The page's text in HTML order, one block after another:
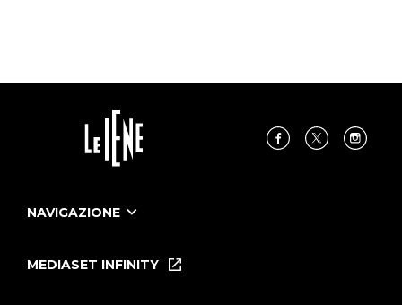
NAVIGAZIONE
Le Iene Presentano Inside
MEDIASET INFINITY